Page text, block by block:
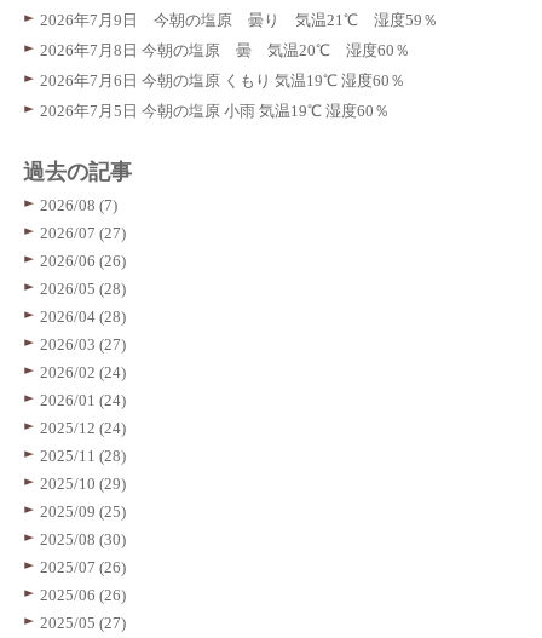
2026年7月9日 今朝の塩原 曇り 気温21℃ 湿度59％
2026年7月8日 今朝の塩原 曇 気温20℃ 湿度60％
2026年7月6日 今朝の塩原 くもり 気温19℃ 湿度60％
2026年7月5日 今朝の塩原 小雨 気温19℃ 湿度60％
過去の記事
2026/08 (7)
2026/07 (27)
2026/06 (26)
2026/05 (28)
2026/04 (28)
2026/03 (27)
2026/02 (24)
2026/01 (24)
2025/12 (24)
2025/11 (28)
2025/10 (29)
2025/09 (25)
2025/08 (30)
2025/07 (26)
2025/06 (26)
2025/05 (27)